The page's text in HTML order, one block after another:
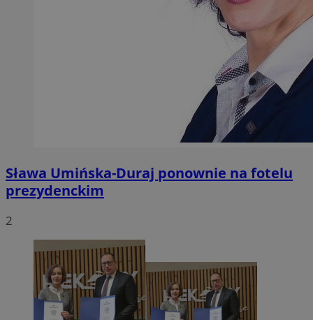
Sława Umińska-Duraj ponownie na fotelu
prezydenckim
2